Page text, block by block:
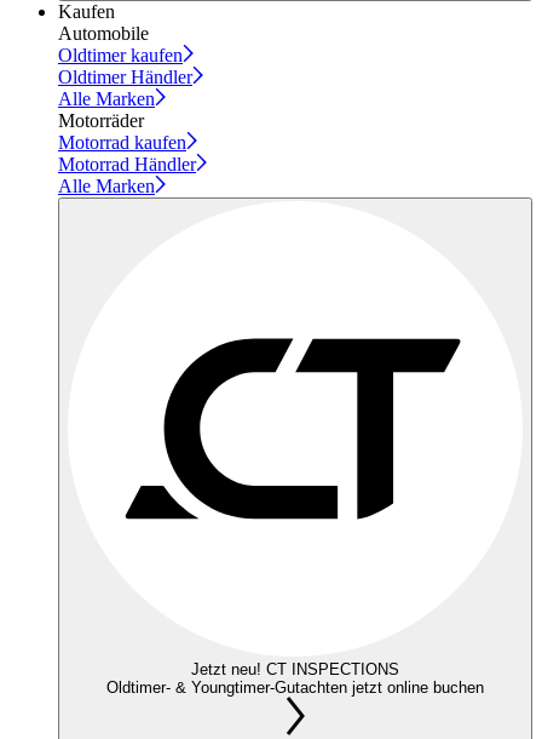
Kaufen
Automobile
Oldtimer kaufen
Oldtimer Händler
Alle Marken
Motorräder
Motorrad kaufen
Motorrad Händler
Alle Marken
Jetzt neu! CT INSPECTIONS
Oldtimer- & Youngtimer-Gutachten jetzt online buchen